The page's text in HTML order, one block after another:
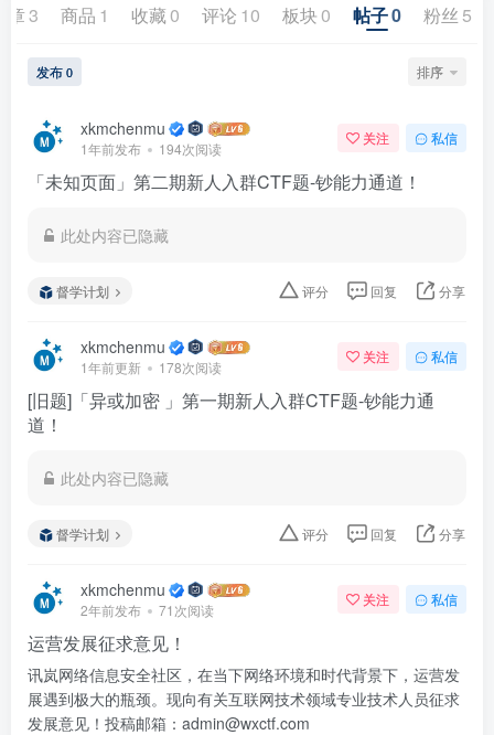
章3 商品 1 收藏 0 评论 10 板块 0 帖子0 粉丝 5
发布 0 排序
xkmchenmu
1年前发布 194次阅读
关注 私信
「未知页面」第二期新人入群CTF题-钞能力通道！
此处内容已隐藏
督学计划 评分 回复 分享
xkmchenmu
1年前更新 178次阅读
关注 私信
[旧题]「异或加密 」第一期新人入群CTF题-钞能力通
道！
此处内容已隐藏
督学计划 评分 回复 分享
xkmchenmu
2年前发布 71次阅读
关注 私信
运营发展征求意见！
讯岚网络信息安全社区，在当下网络环境和时代背景下，运营发
展遇到极大的瓶颈。现向有关互联网技术领域专业技术人员征求
发展意见！投稿邮箱：admin@wxctf.com